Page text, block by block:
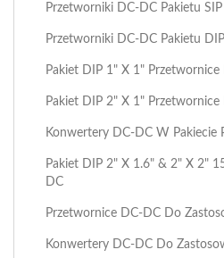
Przetworniki DC-DC Pakietu
Przetworniki DC-DC Pakietu
Pakiet DIP 1" X 1"
Pakiet DIP 2" X 1"
Konwertery DC-DC W Pakiecie
Pakiet DIP 2" X 1.6" & 2" X 2"
DC
Przetwornice DC-DC Do
Konwertery DC-DC Do